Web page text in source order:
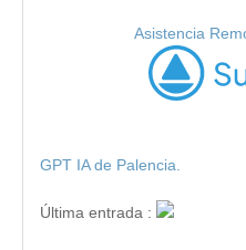
Asistencia
GPT IA de Palencia.
Última entrada :